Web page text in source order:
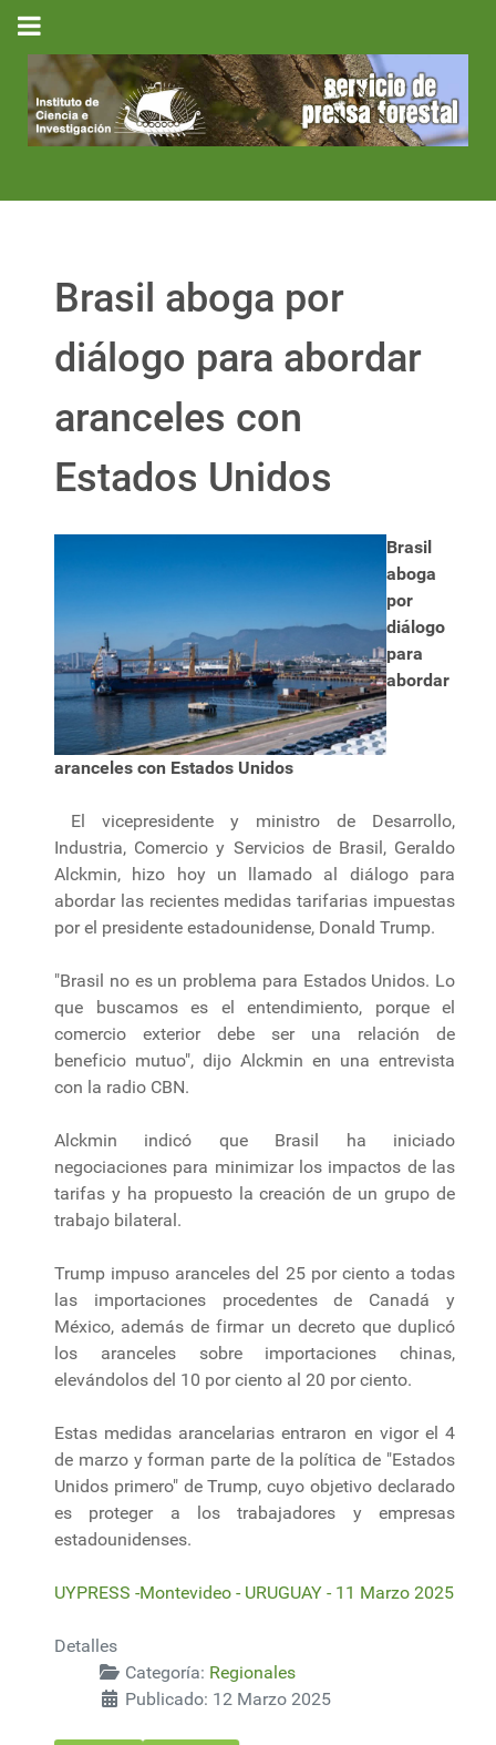
Brasil aboga por
diálogo para abordar
aranceles con
Estados Unidos
Brasil
aboga
por
diálogo
para
abordar
aranceles con Estados Unidos
El vicepresidente y ministro de Desarrollo,
Industria, Comercio y Servicios de Brasil, Geraldo
Alckmin, hizo hoy un llamado al diálogo para
abordar las recientes medidas tarifarias impuestas
por el presidente estadounidense, Donald Trump.
"Brasil no es un problema para Estados Unidos. Lo
que buscamos es el entendimiento, porque el
comercio exterior debe ser una relación de
beneficio mutuo", dijo Alckmin en una entrevista
con la radio CBN.
Alckmin indicó que Brasil ha iniciado
negociaciones para minimizar los impactos de las
tarifas y ha propuesto la creación de un grupo de
trabajo bilateral.
Trump impuso aranceles del 25 por ciento a todas
las importaciones procedentes de Canadá y
México, además de firmar un decreto que duplicó
los aranceles sobre importaciones chinas,
elevándolos del 10 por ciento al 20 por ciento.
Estas medidas arancelarias entraron en vigor el 4
de marzo y forman parte de la política de "Estados
Unidos primero" de Trump, cuyo objetivo declarado
es proteger a los trabajadores y empresas
estadounidenses.
UYPRESS -Montevideo - URUGUAY - 11 Marzo 2025
Detalles
Categoría: Regionales
Publicado: 12 Marzo 2025